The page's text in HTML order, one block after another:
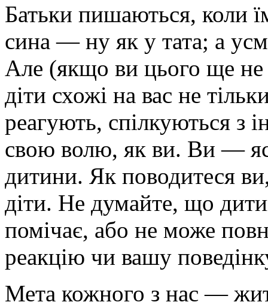
Батьки пишаються, коли
сина — ну як у тата; а
Але (якщо ви цього ще не
діти схожі на вас не
реагують, спілкуються з
свою волю, як ви. Ви —
дитини. Як поводитеся
діти. Не думайте, що
помічає, або не може
реакцію чи вашу
Мета кожного з нас —